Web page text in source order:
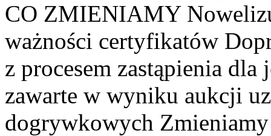
CO ZMIENIAMY
ważności certyfikatów
z procesem zastąpienia
zawarte w wyniku aukcji
dogrywkowych Zmieniamy